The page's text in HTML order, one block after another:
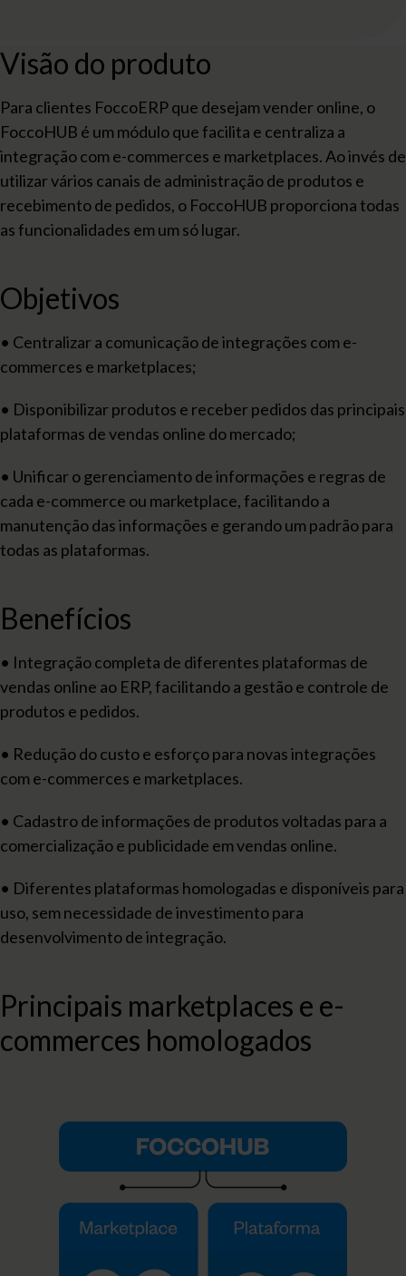
Visão do produto
Para clientes FoccoERP que desejam vender online, o
FoccoHUB é um módulo que facilita e centraliza a
integração com e-commerces e marketplaces. Ao invés de
utilizar vários canais de administração de produtos e
recebimento de pedidos, o FoccoHUB proporciona todas
as funcionalidades em um só lugar.
Objetivos
• Centralizar a comunicação de integrações com e-
commerces e marketplaces;
• Disponibilizar produtos e receber pedidos das principais
plataformas de vendas online do mercado;
• Unificar o gerenciamento de informações e regras de
cada e-commerce ou marketplace, facilitando a
manutenção das informações e gerando um padrão para
todas as plataformas.
Benefícios
• Integração completa de diferentes plataformas de
vendas online ao ERP, facilitando a gestão e controle de
produtos e pedidos.
• Redução do custo e esforço para novas integrações
com e-commerces e marketplaces.
• Cadastro de informações de produtos voltadas para a
comercialização e publicidade em vendas online.
• Diferentes plataformas homologadas e disponíveis para
uso, sem necessidade de investimento para
desenvolvimento de integração.
Principais marketplaces e e-
commerces homologados